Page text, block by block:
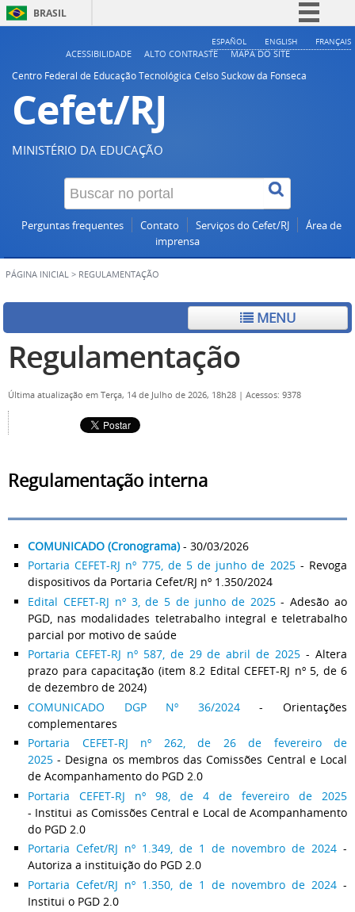
BRASIL
Simplifique!
ESPAÑOL ENGLISH FRANÇAIS
ACESSIBILIDADE ALTO CONTRASTE
MAPA DO SITE
Centro Federal de Educação Tecnológica Celso Suckow da Fonseca
Cefet/RJ
MINISTÉRIO DA EDUCAÇÃO
Perguntas frequentes Contato Serviços do Cefet/RJ
Área de
imprensa
PÁGINA INICIAL > REGULAMENTAÇÃO
MENU
Regulamentação
Última atualização em Terça, 14 de Julho de 2026, 18h28 | Acessos: 9378
Regulamentação interna
COMUNICADO (Cronograma) - 30/03/2026
Portaria CEFET-RJ nº 775, de 5 de junho de 2025- Revoga
dispositivos da Portaria Cefet/RJ nº 1.350/2024
Edital CEFET-RJ nº 3, de 5 de junho de 2025- Adesão ao
PGD, nas modalidades teletrabalho integral e teletrabalho
parcial por motivo de saúde
Portaria CEFET-RJ nº 587, de 29 de abril de 2025 - Altera
prazo para capacitação (item 8.2 Edital CEFET-RJ nº 5, de 6
de dezembro de 2024)
COMUNICADO DGP Nº 36/2024- Orientações
complementares
Portaria CEFET-RJ nº 262, de 26 de fevereiro de
2025 - Designa os membros das Comissões Central e Local
de Acompanhamento do PGD 2.0
Portaria CEFET-RJ nº 98, de 4 de fevereiro de 2025
- Institui as Comissões Central e Local de Acompanhamento
do PGD 2.0
Portaria Cefet/RJ nº 1.349, de 1 de novembro de 2024 -
Autoriza a instituição do PGD 2.0
Portaria Cefet/RJ nº 1.350, de 1 de novembro de 2024 -
Institui o PGD 2.0